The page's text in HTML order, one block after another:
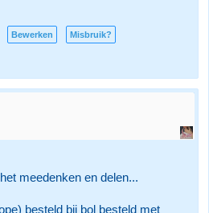
Bewerken Misbruik?
meedenken en delen...
besteld bij bol besteld met